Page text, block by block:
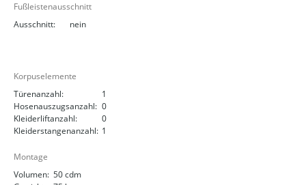
Fußleistenausschnitt
Ausschnitt:
nein
Korpuselemente
Türenanzahl:
1
Hosenauszugsanzahl: 0
Kleiderliftanzahl:
0
Kleiderstangenanzahl: 1
Montage
Volumen: 50 cdm